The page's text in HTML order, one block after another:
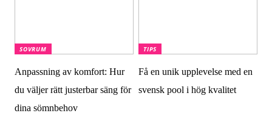
SOVRUM
Anpassning av komfort: Hur
du väljer rätt justerbar säng för
dina sömnbehov
TIPS
Få en unik upplevelse med en
svensk pool i hög kvalitet